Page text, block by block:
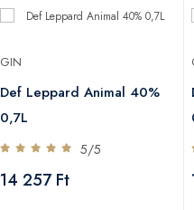
GIN
Def Leppard Animal 40%
0,7L
5/5
14 257 Ft